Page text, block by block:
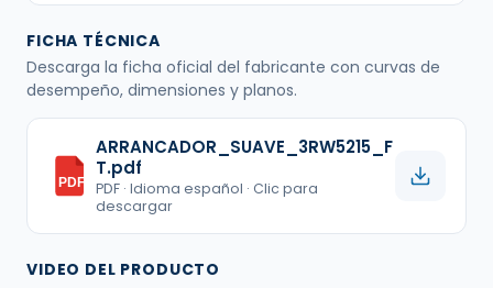
FICHA TÉCNICA
Descarga la ficha oficial del fabricante con curvas de
desempeño, dimensiones y planos.
PDF
ARRANCADOR_SUAVE_3RW5215_F
T.pdf
PDF · Idioma español · Clic para
descargar
VIDEO DEL PRODUCTO